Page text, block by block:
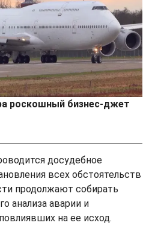
роскошный бизнес-джет
досудебное
всех обстоятельств
продолжают собирать
анализа аварии и
на ее исход.